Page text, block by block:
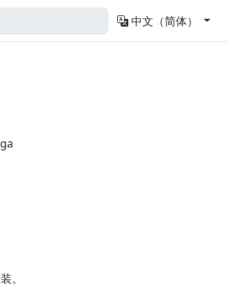
中文（简体）
。